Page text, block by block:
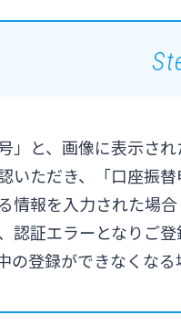
」と、画像に表示さ
いただき、「口座振替
報を入力された場
証エラーとなりご登
登録ができなくなる